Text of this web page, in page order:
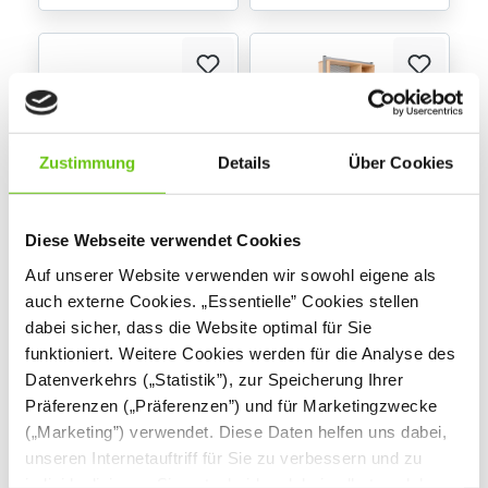
Zustimmung Details Über Cookies
Diese Webseite verwendet Cookies
Auf unserer Website verwenden wir sowohl eigene als
auch externe Cookies. „Essentielle” Cookies stellen
dabei sicher, dass die Website optimal für Sie
funktioniert. Weitere Cookies werden für die Analyse des
Datenverkehrs („Statistik”), zur Speicherung Ihrer
Präferenzen („Präferenzen”) und für Marketingzwecke
(„Marketing”) verwendet. Diese Daten helfen uns dabei,
unseren Internetauftriff für Sie zu verbessern und zu
Flexi Hochschrank, H
203
Produktnummer:098338
871,90 €
Flexi Infocenter auf
Rollen
Produktnummer:098400
661,90 €